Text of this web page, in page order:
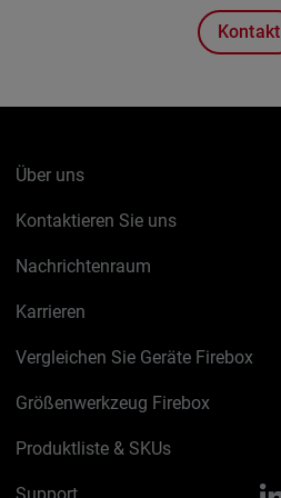
Kontakt
Über uns
Kontaktieren Sie uns
Nachrichtenraum
Karrieren
Vergleichen Sie Geräte Firebox
Größenwerkzeug Firebox
Produktliste & SKUs